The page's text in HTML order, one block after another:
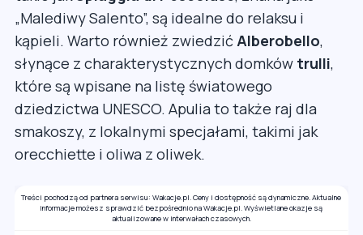
„Malediwy Salento”, są idealne do relaksu i
kąpieli. Warto również zwiedzićAlberobello,
słynące z charakterystycznych domków trulli,
które są wpisane na listę światowego
dziedzictwa UNESCO. Apulia to także raj dla
smakoszy, z lokalnymi specjałami, takimi jak
orecchiette i oliwa z oliwek.
Treści pochodzą od partnera serwisu: Wakacje.pl. Ceny i dostępność są dynamiczne. Aktualne
informacje możesz sprawdzić bezpośrednio na Wakacje.pl. Wyświetlane okazje są
aktualizowane w interwałach czasowych.